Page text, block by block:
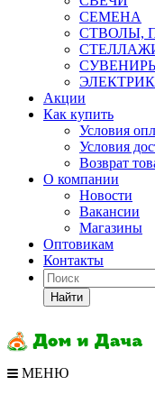
СЕМЕНА
СТВОЛЫ,
Акции
Как купить
Условия
Условия
Возврат
О компании
Новости
Вакансии
Магазины
Оптовикам
Контакты
Найти
МЕНЮ